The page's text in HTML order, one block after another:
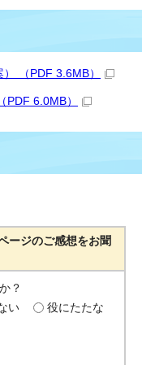
（PDF 3.6MB）
6.0MB）
ージのご感想をお聞
？
い
役にたたな